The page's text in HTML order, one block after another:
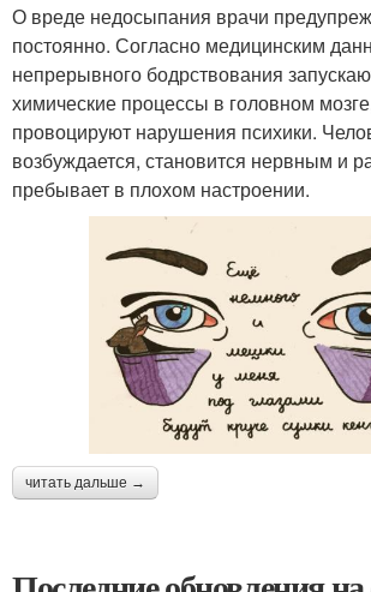
О вреде недосыпания врачи
постоянно. Согласно медицинским
непрерывного бодрствования
химические процессы в головном
провоцируют нарушения психики.
возбуждается, становится нервным и
пребывает в плохом настроении.
читать дальше →